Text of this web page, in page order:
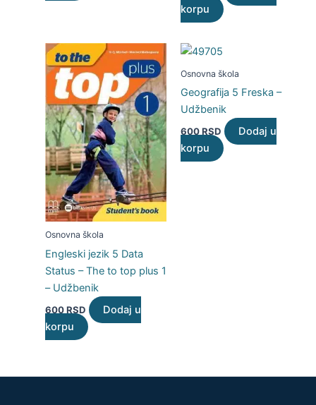
korpu
Osnovna škola
Engleski jezik 5 Data
Status – The to top plus 1
– Udžbenik
600RSD
Dodaj u
korpu
Osnovna škola
Geografija 5 Freska –
Udžbenik
600RSD
Dodaj u
korpu